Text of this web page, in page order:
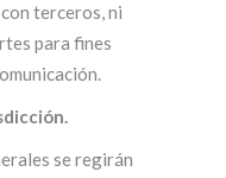
terceros, ni
para fines
se regirán